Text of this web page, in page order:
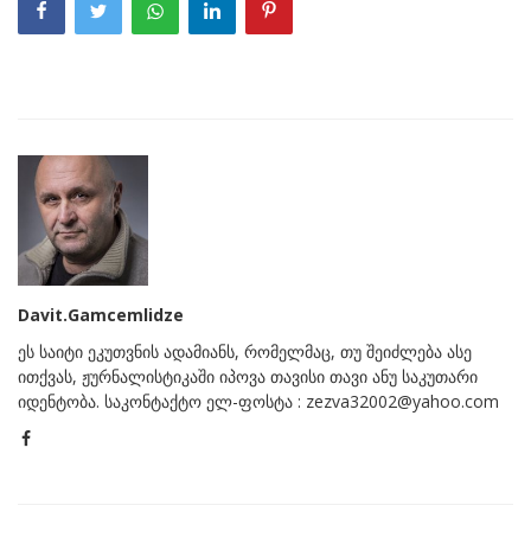
Davit.Gamcemlidze
ეს საიტი ეკუთვნის ადამიანს, რომელმაც, თუ შეიძლება ასე
ითქვას, ჟურნალისტიკაში იპოვა თავისი თავი ანუ საკუთარი
იდენტობა. საკონტაქტო ელ-ფოსტა : zezva32002@yahoo.com